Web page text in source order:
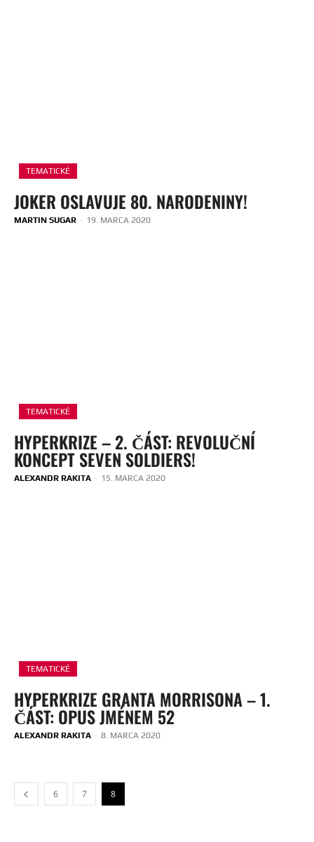
TEMATICKÉ
JOKER OSLAVUJE 80. NARODENINY!
MARTIN SUGAR - 19. MARCA 2020
TEMATICKÉ
HYPERKRIZE – 2. ČÁST: REVOLUČNÍ
KONCEPT SEVEN SOLDIERS!
ALEXANDR RAKITA - 15. MARCA 2020
TEMATICKÉ
HYPERKRIZE GRANTA MORRISONA – 1.
ČÁST: OPUS JMÉNEM 52
ALEXANDR RAKITA - 8. MARCA 2020
6 7 8